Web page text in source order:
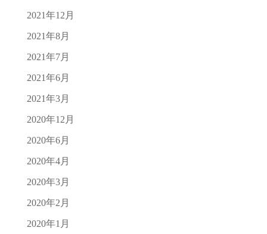
2021年12月
2021年8月
2021年7月
2021年6月
2021年3月
2020年12月
2020年6月
2020年4月
2020年3月
2020年2月
2020年1月